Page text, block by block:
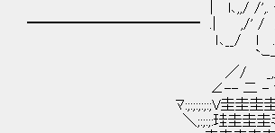
| l､,,/ /',. ‐ '二一
━━━━━━━━━━━━ .| ,/' / /
ｌ､__/ l .` ｰ ､ 影
`ｰ-､ /
／/ _,/ ,
∠-- 二 -
ﾏ:;:;:;:;:;V圭圭圭圭γ⌒ｨ
＼;:;:;:珪圭圭圭ミ{ ｛ ｝